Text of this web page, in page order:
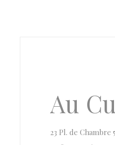
Au
23 Pl. de Chambre